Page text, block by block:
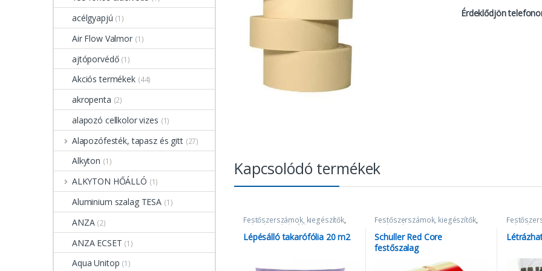
Érdeklődjön
Kapcsolódó termékek
Festőszerszámok, kiegészítők,
Takarópapír és fólia
Lépésálló takarófólia 20 m2
Festőszerszámok, kiegészítők,
Szalagok
Schuller Red Core
festőszalag
acélgyapjú (1)
Air Flow Valmor (1)
ajtóporvédő (1)
Akciós termékek (44)
akropenta (2)
alapozó cellkolor vizes (1)
Alapozófesték, tapasz és gitt (27)
Alkyton (1)
ALKYTON HŐÁLLÓ (1)
Aluminium szalag TESA (1)
ANZA (2)
ANZA ECSET (1)
Aqua Unitop (1)